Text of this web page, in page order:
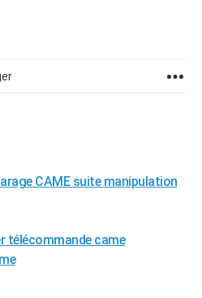
CAME suite manipulation
télécommande came